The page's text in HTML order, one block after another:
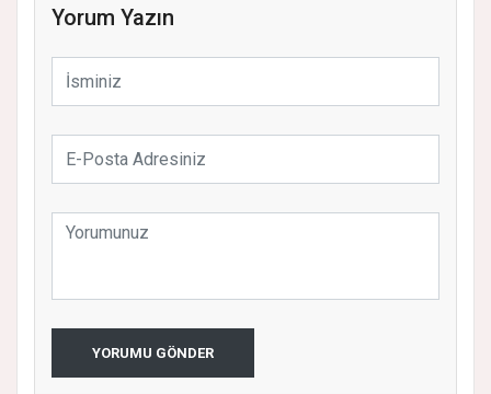
Yorum Yazın
YORUMU GÖNDER